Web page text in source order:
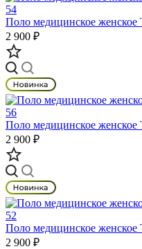
Поло медицинское женское
2 900 ₽
Поло медицинское женское
2 900 ₽
Поло медицинское женское
2 900 ₽